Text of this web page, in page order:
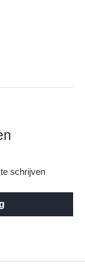
schrijven